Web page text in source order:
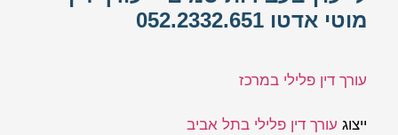
מוטי אדטו 052.2332.651
עורך דין פלילי במרכז
ייצוג עורך דין פלילי בתל אביב